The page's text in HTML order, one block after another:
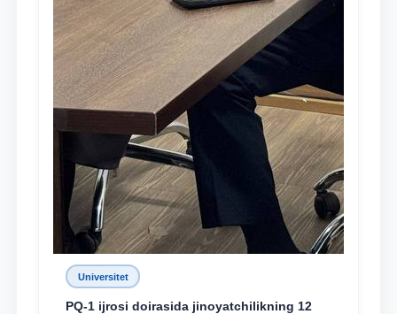
Universitet
PQ-1 ijrosi doirasida jinoyatchilikning 12